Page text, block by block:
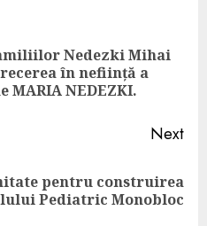
Nedezki Mihai
în neființă a
NEDEZKI.
Next
pentru construirea
Pediatric Monobloc